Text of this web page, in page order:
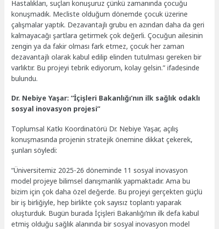
Hastalıkları, suçları konuşuruz çünkü zamanında çocuğu
konuşmadık. Mecliste olduğum dönemde çocuk üzerine
çalışmalar yaptık. Dezavantajlı grubu en azından daha da geri
kalmayacağı şartlara getirmek çok değerli. Çocuğun ailesinin
zengin ya da fakir olması fark etmez, çocuk her zaman
dezavantajlı olarak kabul edilip elinden tutulması gereken bir
varlıktır. Bu projeyi tebrik ediyorum, kolay gelsin.” ifadesinde
bulundu.
Dr. Nebiye Yaşar: “İçişleri Bakanlığı’nın ilk sağlık odaklı
sosyal inovasyon projesi”
Toplumsal Katkı Koordinatörü Dr. Nebiye Yaşar, açılış
konuşmasında projenin stratejik önemine dikkat çekerek,
şunları söyledi:
“Üniversitemiz 2025-26 döneminde 11 sosyal inovasyon
model projeye bilimsel danışmanlık yapmaktadır. Ama bu
bizim için çok daha özel değerde. Bu projeyi gerçekten güçlü
bir iş birliğiyle, hep birlikte çok sayısız toplantı yaparak
oluşturduk. Bugün burada İçişleri Bakanlığı’nın ilk defa kabul
etmiş olduğu sağlık alanında bir sosyal inovasyon model